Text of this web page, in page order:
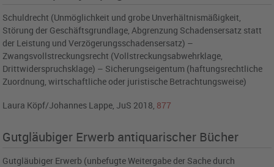
Schuldrecht (Unmöglichkeit und grobe Unverhältnismäßigkeit,
Störung der Geschäftsgrundlage, Abgrenzung Schadensersatz statt
der Leistung und Verzögerungsschadensersatz) –
Zwangsvollstreckungsrecht (Vollstreckungsabwehrklage,
Drittwiderspruchsklage) – Sicherungseigentum (haftungsrechtliche
Zuordnung, wirtschaftliche oder juristische Betrachtungsweise)
Laura Köpf/Johannes Lappe, JuS 2018, 877
Gutgläubiger Erwerb antiquarischer Bücher
Gutgläubiger Erwerb (unbefugte Weitergabe der Sache durch